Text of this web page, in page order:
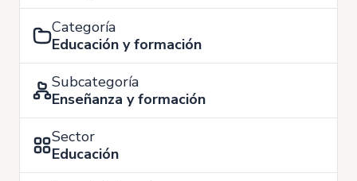
Categoría
Educación y formación
Subcategoría
Enseñanza y formación
Sector
Educación